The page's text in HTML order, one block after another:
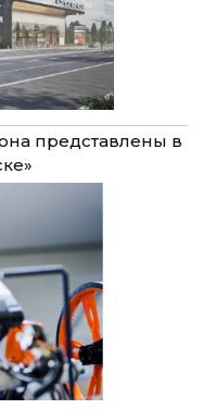
представлены в